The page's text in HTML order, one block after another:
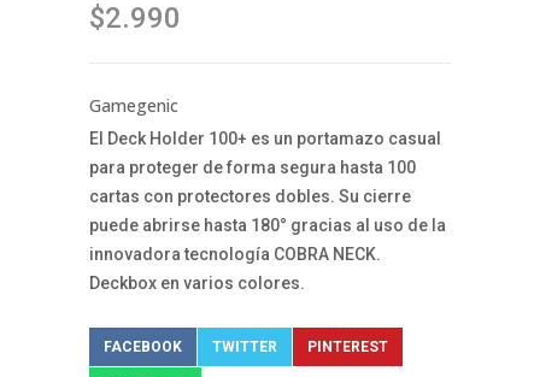
$2.990
Gamegenic
El Deck Holder 100+ es un portamazo casual
para proteger de forma segura hasta 100
cartas con protectores dobles. Su cierre
puede abrirse hasta 180° gracias al uso de la
innovadora tecnología COBRA NECK.
Deckbox en varios colores.
FACEBOOK TWITTER PINTEREST